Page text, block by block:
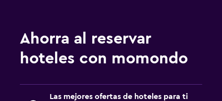
Ahorra al reservar
hoteles con momondo
Las mejores ofertas de hoteles para ti